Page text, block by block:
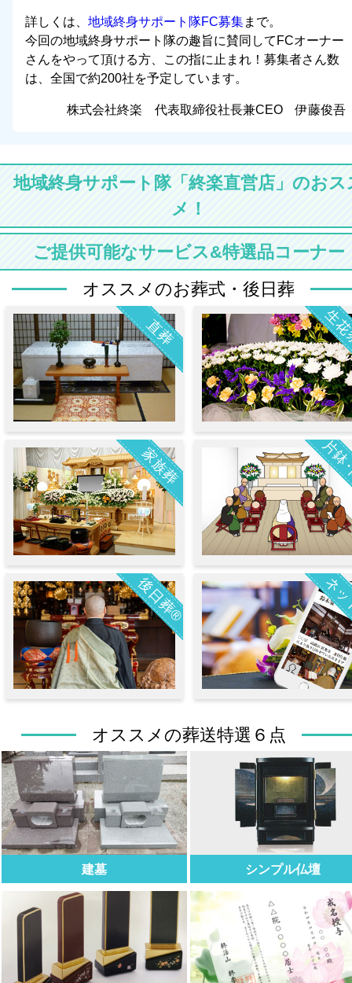
詳しくは、 地域終身サポート隊FC募集まで。
今回の地域終身サポート隊の趣旨に賛同してFCオーナー
さんをやって頂ける方、この指に止まれ！募集者さん数
は、全国で約200社を予定しています。
株式会社終楽 代表取締役社長兼CEO 伊藤俊吾
地域終身サポート隊「終楽直営店」のおス
メ！
ご提供可能なサービス&特選品コーナー
オススメのお葬式・後日葬
直葬 生
家族葬 片
後日葬® ネ
オススメの葬送特選６点
建墓 シンプル仏壇